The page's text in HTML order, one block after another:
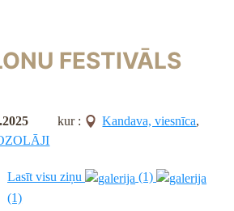
FESTIVĀLS
kur : Kandava, viesnīca,
Lasīt visu ziņu
(1)
(1)